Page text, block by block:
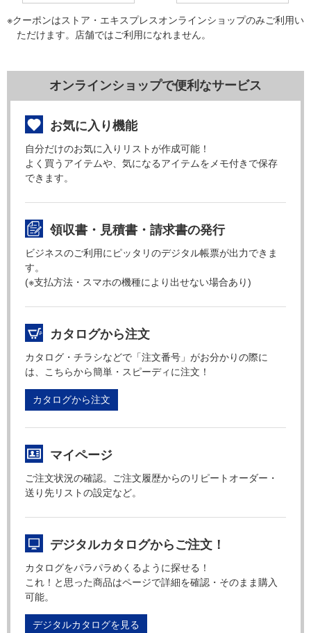
※クーポンはストア・エキスプレスオンラインショップのみご利用い
ただけます。店舗ではご利用になれません。
オンラインショップで便利なサービス
お気に入り機能
自分だけのお気に入りリストが作成可能！
よく買うアイテムや、気になるアイテムをメモ付きで保存
できます。
領収書・見積書・請求書の発行
ビジネスのご利用にピッタリのデジタル帳票が出力できま
す。
(※支払方法・スマホの機種により出せない場合あり)
カタログから注文
カタログ・チラシなどで「注文番号」がお分かりの際に
は、こちらから簡単・スピーディに注文！
カタログから注文
マイページ
ご注文状況の確認。ご注文履歴からのリピートオーダー・
送り先リストの設定など。
デジタルカタログからご注文！
カタログをパラパラめくるように探せる！
これ！と思った商品はページで詳細を確認・そのまま購入
可能。
デジタルカタログを見る